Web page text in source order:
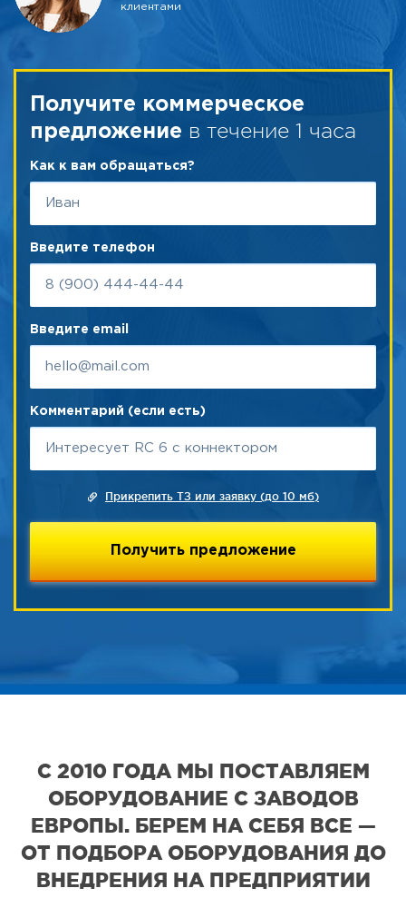
клиентами
Получите коммерческое
предложение в течение 1 часа
Как к вам обращаться?
Введите телефон
Введите email
Комментарий (если есть)
Прикрепить ТЗ или заявку (до 10 мб)
С 2010 ГОДА МЫ ПОСТАВЛЯЕМ
ОБОРУДОВАНИЕ С ЗАВОДОВ
ЕВРОПЫ. БЕРЕМ НА СЕБЯ ВСЕ —
ОТ ПОДБОРА ОБОРУДОВАНИЯ ДО
ВНЕДРЕНИЯ НА ПРЕДПРИЯТИИ